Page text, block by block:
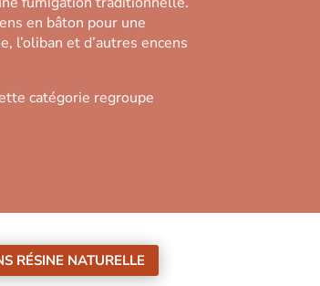
en bâton pour une
et d’autres encens
catégorie regroupe
RÉSINE NATURELLE